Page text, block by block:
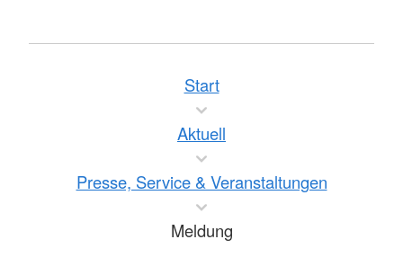
Start
Aktuell
Presse, Service & Veranstaltungen
Meldung